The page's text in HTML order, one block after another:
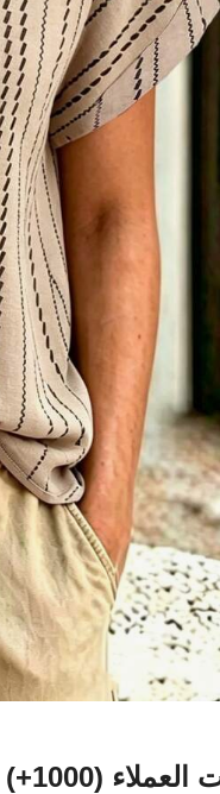
العملاء (1000+)